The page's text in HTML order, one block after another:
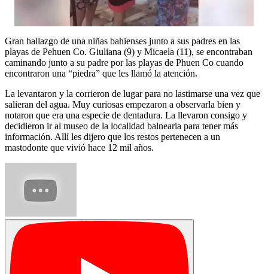
Gran hallazgo de una niñas bahienses junto a sus padres en las
playas de Pehuen Co. Giuliana (9) y Micaela (11), se encontraban
caminando junto a su padre por las playas de Phuen Co cuando
encontraron una “piedra” que les llamó la atención.
La levantaron y la corrieron de lugar para no lastimarse una vez que
salieran del agua. Muy curiosas empezaron a observarla bien y
notaron que era una especie de dentadura. La llevaron consigo y
decidieron ir al museo de la localidad balnearia para tener más
información. Allí les dijero que los restos pertenecen a un
mastodonte que vivió hace 12 mil años.